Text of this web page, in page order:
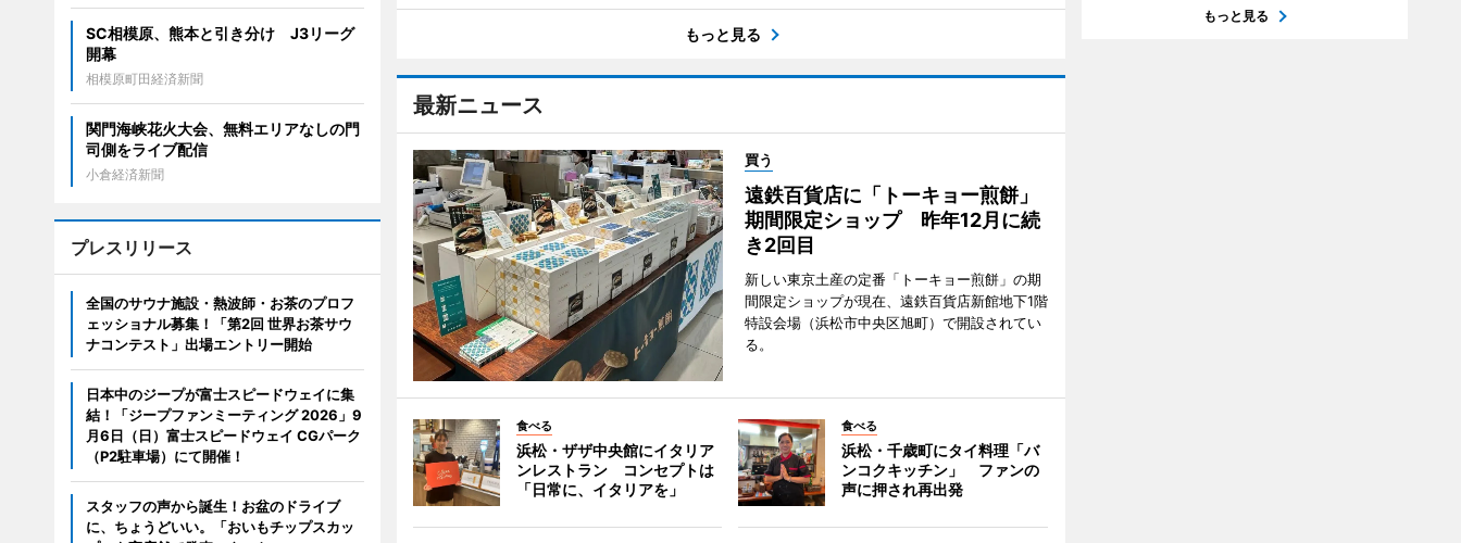
もっと見る
最新ニュース
買う
遠鉄百貨店に「トーキョー煎餅」
期間限定ショップ 昨年12月に続
き2回目
新しい東京土産の定番「トーキョー煎餅」の期
間限定ショップが現在、遠鉄百貨店新館地下1階
特設会場（浜松市中央区旭町）で開設されてい
る。
食べる
浜松・ザザ中央館にイタリア
ンレストラン コンセプトは
「日常に、イタリアを」
食べる
浜松・千歳町にタイ料理「バ
ンコクキッチン」 ファンの
声に押され再出発
SC相模原、熊本と引き分け J3リーグ
開幕
相模原町田経済新聞
関門海峡花火大会、無料エリアなしの門
司側をライブ配信
小倉経済新聞
プレスリリース
全国のサウナ施設・熱波師・お茶のプロフ
ェッショナル募集！「第2回 世界お茶サウ
ナコンテスト」出場エントリー開始
日本中のジープが富士スピードウェイに集
結！「ジープファンミーティング 2026」9
月6日（日）富士スピードウェイ CGパーク
（P2駐車場）にて開催！
スタッフの声から誕生！お盆のドライブ
に、ちょうどいい。「おいもチップスカッ
もっと見る